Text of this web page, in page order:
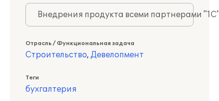
Внедрения продукта всеми партнерами
Отрасль / Функциональная задача
Строительство, Девелопмент
Теги
бухгалтерия